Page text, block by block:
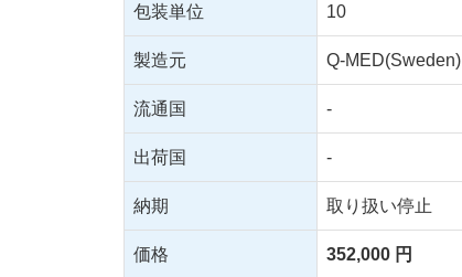
包装単位 10
製造元 Q-MED(Sweden)
流通国 -
出荷国 -
納期 取り扱い停止
価格 352,000 円